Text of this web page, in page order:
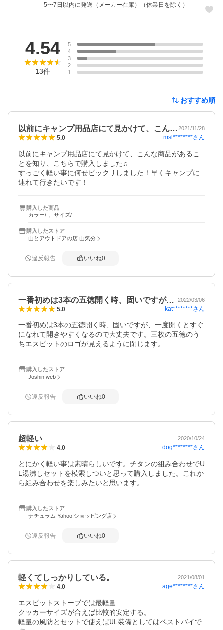
5〜7日以内に発送（メーカー在庫）（休業日を除く）
4.54
13件
5
4
3
2
1
おすすめ順
以前にキャンプ用品店にて見かけて、こん…2021/11/28
5.0 msl********さん
以前にキャンプ用品店にて見かけて、こんな商品があるこ
とを知り、こちらで購入しました♫
すっごく軽い事に何せビックリしました！早くキャンプに
連れて行きたいです！
購入した商品
カラー/-、サイズ/-
購入したストア
山とアウトドアの店 山気分
違反報告 いいね0
一番初めは3本の五徳開く時、固いですが… 2022/03/06
5.0 kat********さん
一番初めは3本の五徳開く時、固いですが、一度開くとすぐ
になれて開きやすくなるので大丈夫です。三枚の五徳のう
ちエスビットのロゴが見えるように閉じます。
購入したストア
Joshin web
違反報告 いいね0
超軽い 2020/10/24
4.0 dog********さん
とにかく軽い事は素晴らしいです。チタンの組み合わせでU
L湯沸しセットを模索しついと思って購入しました。これか
ら組み合わせを楽しみたいと思います。
購入したストア
ナチュラム Yahoo!ショッピング店
違反報告 いいね0
軽くてしっかりしている。 2021/08/01
4.0 age********さん
エスビットストーブでは最軽量
クッカーサイズが合えば比較的安定する。
軽量の風防とセットで使えばUL装備としてはベストバイで